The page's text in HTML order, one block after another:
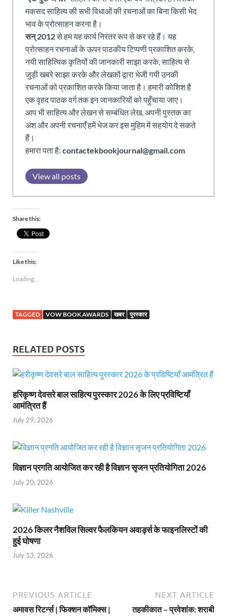
मकसद साहित्य की सभी विधाओं की रचनाओं का बिना किसी भेद
भाव के प्रोत्साहन करना है।
सन् 2012से हम यह कार्य निरंतर रूप से कर रहे हैं। यह
प्रोत्साहन रचनाओं के ऊपर पाठकीय टिप्पणी प्रकाशित करके,
नयी साहित्यिक कृतियों की जानकारी साझा करके, साहित्य से
जुड़ी खबरे साझा करके और लेखकों द्वारा भेजी गयी उनकी
रचनाओं को प्रकाशित करके किया जाता है। हमारी कोशिश है
एक वृहद पाठक वर्ग तक इन जानकारियों को पहुँचाया जाए।
आप भी साहित्य और लेखन से सम्बंधित लेख, अपनी पुस्तक का
अंश और अपनी रचनाएँ हमें भेज कर इस मुहिम में सहयोग दे सकते
हैं।
हमारा पता है: contactekbookjournal@gmail.com
View all posts
Share this:
Like this:
Loading...
TAGGED VOW BOOK AWARDS खबर पुरस्कार
RELATED POSTS
हरिकृष्ण देवसरे बाल साहित्य पुरस्कार 2026 के लिए प्रविष्टियाँ
आमंत्रित हैं
July 29, 2026
विज्ञान प्रगति आयोजित कर रही है विज्ञान सृजन प्रतियोगिता 2026
July 20, 2026
2026 किलर नैशविल सिल्वर फैलकियन अवार्ड्स के फाइनलिस्टों की
हुई घोषणा
July 13, 2026
PREVIOUS ARTICLE
अमावस रिटर्न्स | फिक्शन कॉमिक्स |
NEXT ARTICLE
तहकीकात – प्रवेशांक: शराबी